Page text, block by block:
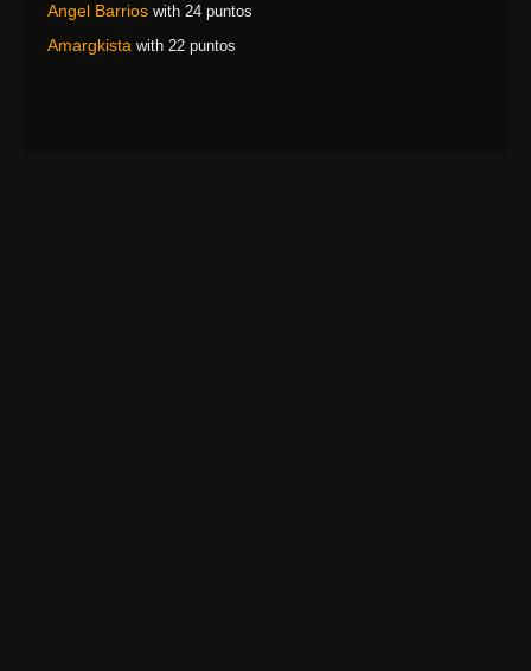
Angel Barrios with 24 puntos
Amargkista with 22 puntos